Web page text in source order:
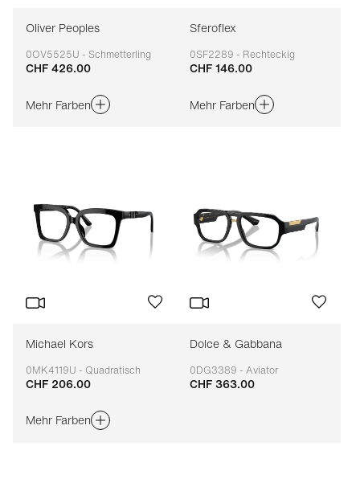
Oliver Peoples
0OV5525U - Schmetterling
Anpassbar
CHF 426.00
Mehr Farben
Sferoflex
0SF2289 - Rechteckig
Anpassbar
CHF 146.00
Mehr Farben
Michael Kors
0MK4119U - Quadratisch
Anpassbar
CHF 206.00
Mehr Farben
Dolce & Gabbana
0DG3389 - Aviator
Anpassbar
CHF 363.00